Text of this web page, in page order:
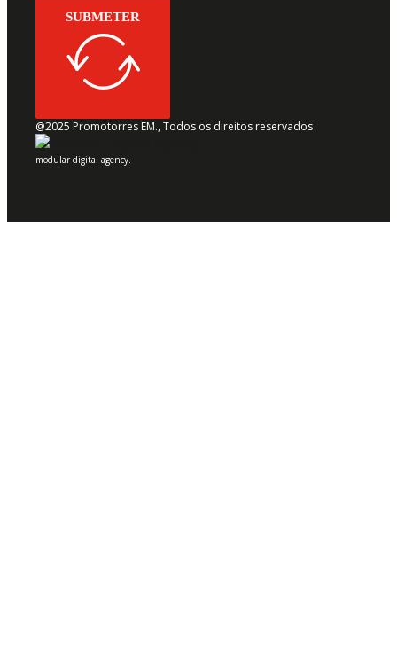
SUBMETER
@2025 Promotorres EM., Todos os direitos reservados
modular digital agency.